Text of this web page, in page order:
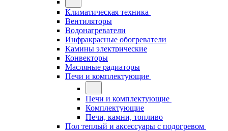
Климатическая техника
Вентиляторы
Водонагреватели
Инфракрасные обогреватели
Камины электрические
Конвекторы
Масляные радиаторы
Печи и комплектующие
Печи и комплектующие
Комплектующие
Печи, камни, топливо
Пол теплый и аксессуары с подогревом